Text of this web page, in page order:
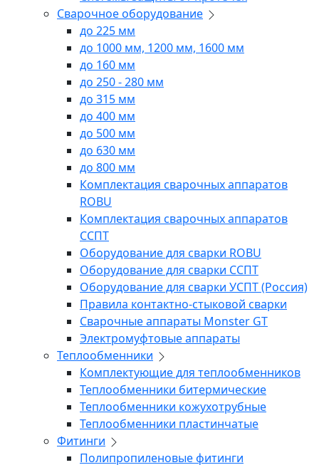
Сварочное оборудование
до 225 мм
до 1000 мм, 1200 мм, 1600 мм
до 160 мм
до 250 - 280 мм
до 315 мм
до 400 мм
до 500 мм
до 630 мм
до 800 мм
Комплектация сварочных аппаратов
ROBU
Комплектация сварочных аппаратов
ССПТ
Оборудование для сварки ROBU
Оборудование для сварки ССПТ
Оборудование для сварки УСПТ (Россия)
Правила контактно-стыковой сварки
Сварочные аппараты Monster GT
Электромуфтовые аппараты
Теплообменники
Комплектующие для теплообменников
Теплообменники битермические
Теплообменники кожухотрубные
Теплообменники пластинчатые
Фитинги
Полипропиленовые фитинги